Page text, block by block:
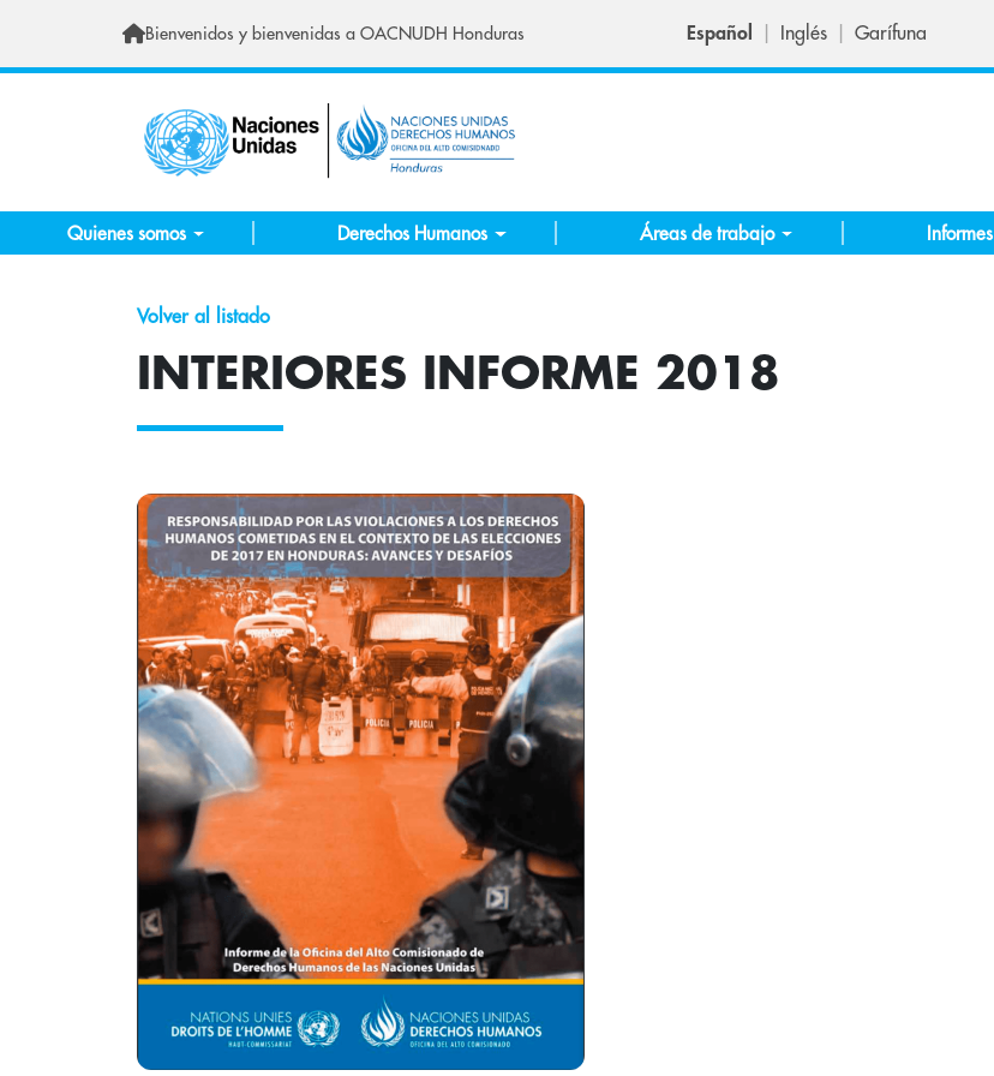
Bienvenidos y bienvenidas a OACNUDH Honduras Español Inglés Garífuna
Quienes somos Derechos Humanos Áreas de trabajo Informes
Volver al listado
INTERIORES INFORME 2018